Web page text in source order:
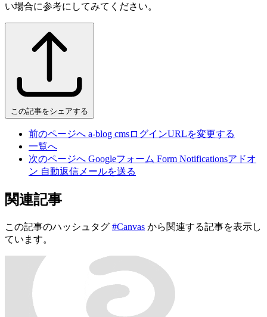
い場合に参考にしてみてください。
この記事をシェアする
前のページへ a-blog cmsログインURLを変更する
一覧へ
次のページへ Googleフォーム Form Notificationsアドオ
ン 自動返信メールを送る
関連記事
この記事のハッシュタグ #Canvas から関連する記事を表示し
ています。